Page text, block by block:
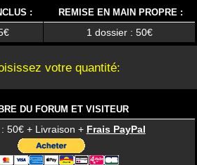
: REMISE EN MAIN PROPRE :
1 dossier : 50€
votre quantité:
DU FORUM ET VISITEUR
50€ + Livraison + Frais PayPal